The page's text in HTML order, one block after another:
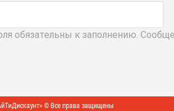
обязательны к заполнению.
© Все права защищены